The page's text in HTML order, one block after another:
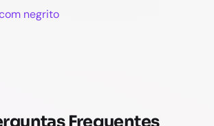
negrito
Frequentes